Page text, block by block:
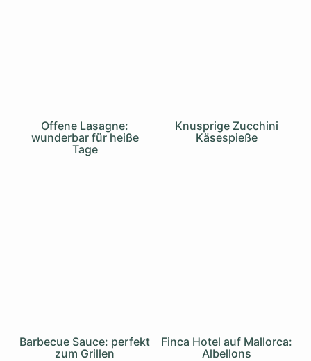
Offene Lasagne:
wunderbar für heiße
Tage
Knusprige Zucchini
Käsespieße
Barbecue Sauce: perfekt
zum Grillen
Finca Hotel auf Mallorca:
Albellons